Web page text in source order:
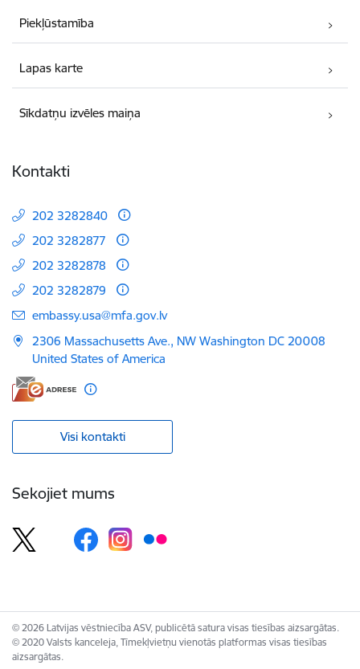
Piekļūstamība
Lapas karte
Sīkdatņu izvēles maiņa
Kontakti
202 3282840
202 3282877
202 3282878
202 3282879
E-pasts:
embassy.usa@mfa.gov.lv
2306 Massachusetts Ave., NW Washington DC 20008
United States of America
Visi kontakti
Sekojiet mums
© 2026 Latvijas vēstniecība ASV, publicētā satura visas tiesības aizsargātas.
© 2020 Valsts kanceleja, Tīmekļvietņu vienotās platformas visas tiesības
aizsargātas.